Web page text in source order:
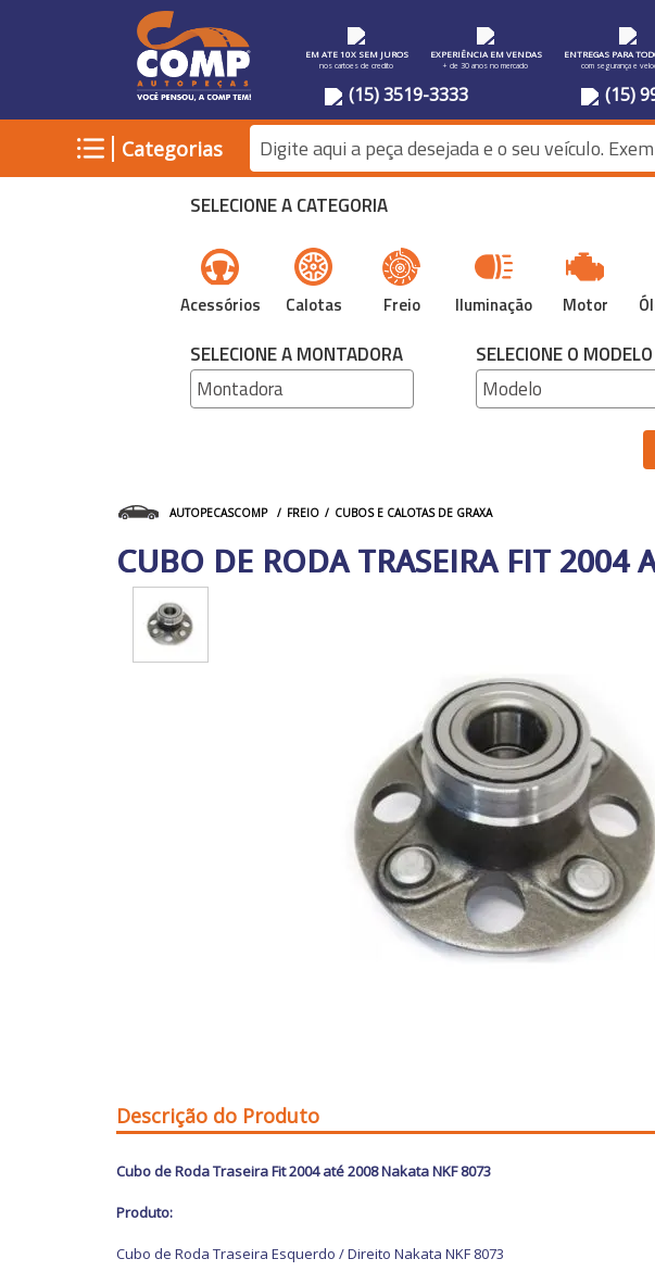
EM ATE 10X SEM JUROS
nos cartoes de credito
EXPERIÊNCIA EM VENDAS
+ de 30 anos no mercado
ENTREGAS PARA
com segurança e
(15) 3519-3333 (15)
| Categorias
SELECIONE A CATEGORIA
Acessórios Calotas Freio Iluminação Motor
SELECIONE A MONTADORA SELECIONE O MODELO
AUTOPECASCOMP FREIO CUBOS E CALOTAS DE GRAXA
CUBO DE RODA TRASEIRA FIT 2004
Descrição do Produto
Cubo de Roda Traseira Fit 2004 até 2008 Nakata NKF 8073
Produto:
Cubo de Roda Traseira Esquerdo / Direito Nakata NKF 8073